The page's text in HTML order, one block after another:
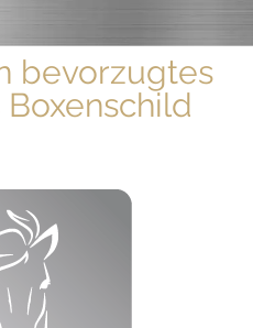
bevorzugtes